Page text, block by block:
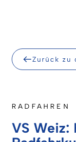
Zurück zu
RADFAHREN
VS Weiz: